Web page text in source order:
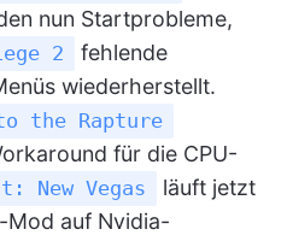
nun Startprobleme,
2
fehlende
wiederherstellt.
the Rapture
für die CPU-
New Vegas
läuft jetzt
Mod auf Nvidia-